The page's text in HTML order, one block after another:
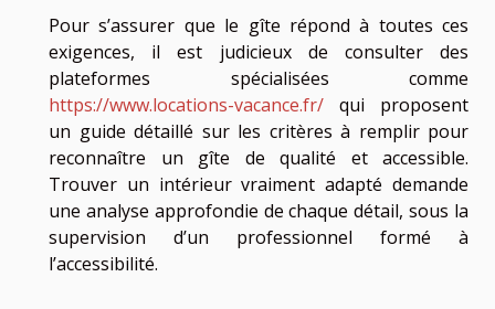
Pour s’assurer que le gîte répond à toutes ces
exigences, il est judicieux de consulter des
plateformes spécialisées comme
https://www.locations-vacance.fr/ qui proposent
un guide détaillé sur les critères à remplir pour
reconnaître un gîte de qualité et accessible.
Trouver un intérieur vraiment adapté demande
une analyse approfondie de chaque détail, sous la
supervision d’un professionnel formé à
l’accessibilité.